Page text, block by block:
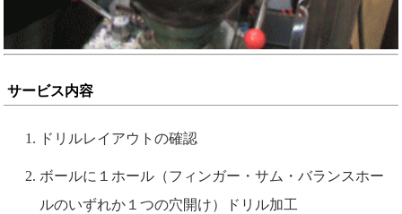
サービス内容
ドリルレイアウトの確認
ボールに１ホール（フィンガー・サム・バランスホー
ルのいずれか１つの穴開け）ドリル加工